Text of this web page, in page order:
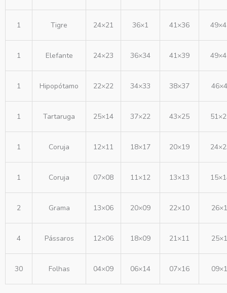
1 Tigre 24×21 36×1 41×36
1 Elefante 24×23 36×34 41×39
1 Hipopótamo 22×22 34×33 38×37
1 Tartaruga 25×14 37×22 43×25
1 Coruja 12×11 18×17 20×19
1 Coruja 07×08 11×12 13×13
2 Grama 13×06 20×09 22×10
4 Pássaros 12×06 18×09 21×11
30 Folhas 04×09 06×14 07×16